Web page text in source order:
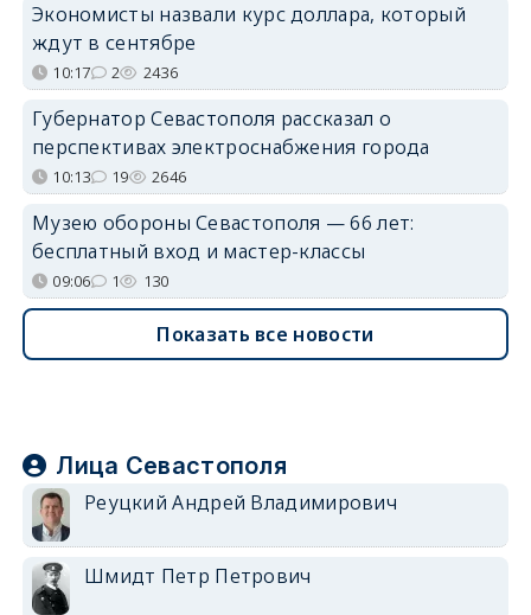
Экономисты назвали курс доллара, который
ждут в сентябре
10:17 2 2436
Губернатор Севастополя рассказал о
перспективах электроснабжения города
10:13 19 2646
Музею обороны Севастополя — 66 лет:
бесплатный вход и мастер-классы
09:06 1 130
Показать все новости
Лица Севастополя
Реуцкий Андрей Владимирович
Шмидт Петр Петрович